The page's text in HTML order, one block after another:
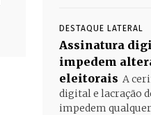
DESTAQUE LATERAL
Assinatura
impedem
eleitorais A
digital e lacração
impedem